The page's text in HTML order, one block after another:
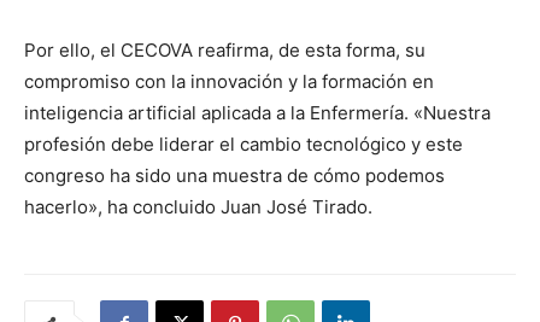
Por ello, el CECOVA reafirma, de esta forma, su
compromiso con la innovación y la formación en
inteligencia artificial aplicada a la Enfermería. «Nuestra
profesión debe liderar el cambio tecnológico y este
congreso ha sido una muestra de cómo podemos
hacerlo», ha concluido Juan José Tirado.